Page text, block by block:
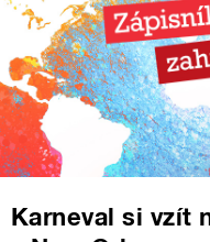
Karneval si vzít